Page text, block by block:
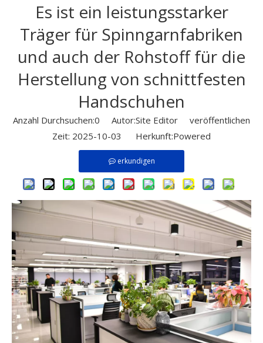
Es ist ein leistungsstarker
Träger für Spinngarnfabriken
und auch der Rohstoff für die
Herstellung von schnittfesten
Handschuhen
Anzahl Durchsuchen:0 Autor:Site Editor veröffentlichen
Zeit: 2025-10-03 Herkunft:Powered
erkundigen